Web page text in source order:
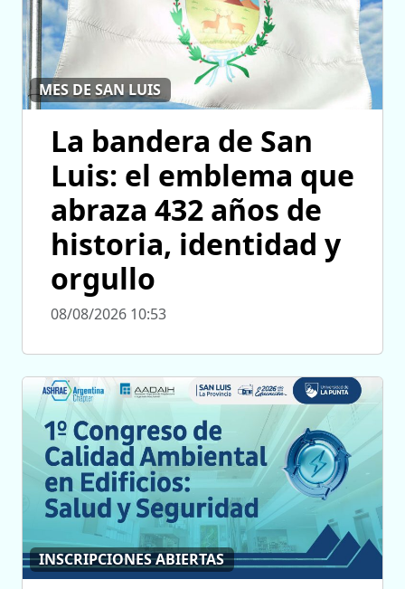
MES DE SAN LUIS
La bandera de San
Luis: el emblema que
abraza 432 años de
historia, identidad y
orgullo
08/08/2026 10:53
INSCRIPCIONES ABIERTAS